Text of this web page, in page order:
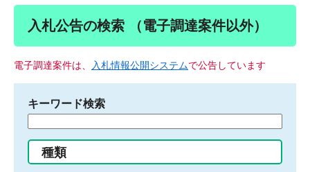
入札公告の検索 （電子調達案件以外）
電子調達案件は、 入札情報公開システムで公告しています
キーワード検索
る
種類